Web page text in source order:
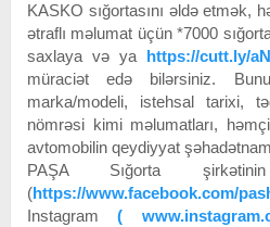
KASKO sığortasını əldə etmək,
ətraflı məlumat üçün *7000
saxlaya və ya https://cutt.ly/
müraciət edə bilərsiniz.
marka/modeli, istehsal tarixi,
nömrəsi kimi məlumatları,
avtomobilin qeydiyyat
PAŞA Sığorta
(https://www.facebook.com/
Instagram(